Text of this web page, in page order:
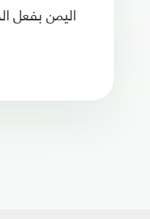
اليمن بفعل